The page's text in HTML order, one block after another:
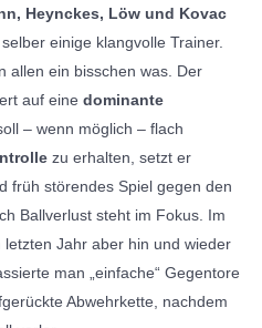
Heynckes, Löw und Kovac
einige klangvolle Trainer.
allen ein bisschen was. Der
auf eine dominante
– wenn möglich – flach
zu erhalten, setzt er
früh störendes Spiel gegen den
Ballverlust steht im Fokus. Im
letzten Jahr aber hin und wieder
man „einfache“ Gegentore
Abwehrkette, nachdem